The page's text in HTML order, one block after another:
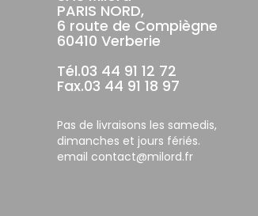
PARIS NORD,
6 route de Compiègne
60410 Verberie
Tél.03 44 91 12 72
Fax.03 44 91 18 97
Pas de livraisons les samedis,
dimanches et jours fériés.
email contact@milord.fr